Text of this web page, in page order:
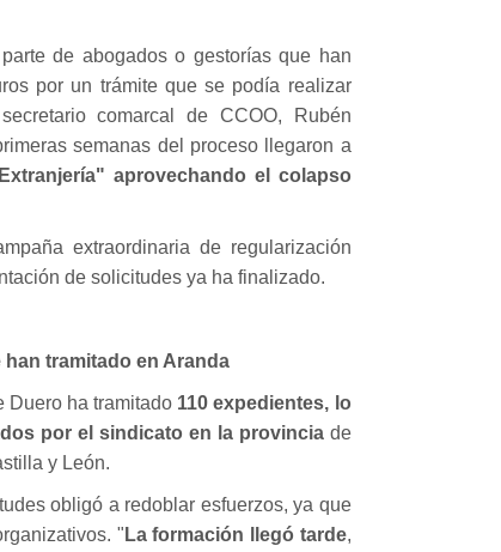
de abogados o gestorías que han
por un trámite que se podía realizar
comarcal de CCOO, Rubén
semanas del proceso llegaron a
aprovechando el colapso
extraordinaria de regularización
de solicitudes ya ha finalizado.
tramitado en Aranda
Duero ha tramitado 110 expedientes, lo
por el sindicato en la provinciade
y León.
obligó a redoblar esfuerzos, ya que
" La formación llegó tarde,